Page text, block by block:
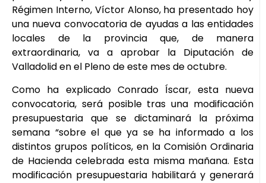
Régimen Interno, Víctor Alonso, ha presentado hoy
una nueva convocatoria de ayudas a las entidades
locales de la provincia que, de manera
extraordinaria, va a aprobar la Diputación de
Valladolid en el Pleno de este mes de octubre.
Como ha explicado Conrado Íscar, esta nueva
convocatoria, será posible tras una modificación
presupuestaria que se dictaminará la próxima
semana “sobre el que ya se ha informado a los
distintos grupos políticos, en la Comisión Ordinaria
de Hacienda celebrada esta misma mañana. Esta
modificación presupuestaria habilitará y generará